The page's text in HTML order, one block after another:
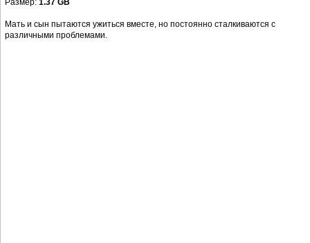
Размер: 1.37 GB
Мать и сын пытаются ужиться вместе, но постоянно сталкиваются с
различными проблемами.